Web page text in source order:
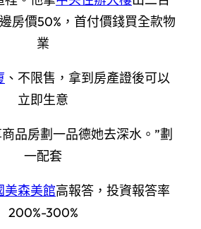
房價50%，首付價錢買全款物
業
、不限售，拿到房產證後可以
立即生意
品房劃一品德她去深水。”劃
一配套
美森美館高報答，投資報答率
200%-300%